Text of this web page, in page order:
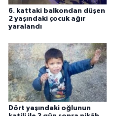
6. kattaki balkondan düşen
2 yaşındaki çocuk ağır
yaralandı
Dört yaşındaki oğlunun